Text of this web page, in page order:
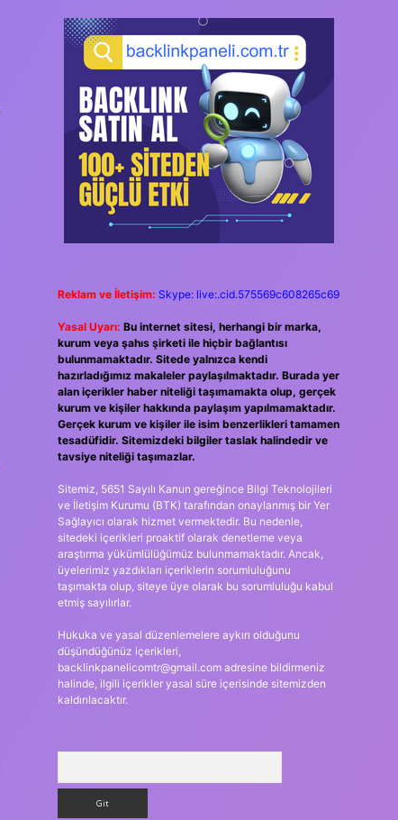
Reklam ve İletişim: Skype: live:.cid.575569c608265c69
Yasal Uyarı: Bu internet sitesi, herhangi bir marka,
kurum veya şahıs şirketi ile hiçbir bağlantısı
bulunmamaktadır. Sitede yalnızca kendi
hazırladığımız makaleler paylaşılmaktadır. Burada yer
alan içerikler haber niteliği taşımamakta olup, gerçek
kurum ve kişiler hakkında paylaşım yapılmamaktadır.
Gerçek kurum ve kişiler ile isim benzerlikleri tamamen
tesadüfidir. Sitemizdeki bilgiler taslak halindedir ve
tavsiye niteliği taşımazlar.
Sitemiz, 5651 Sayılı Kanun gereğince Bilgi Teknolojileri
ve İletişim Kurumu (BTK) tarafından onaylanmış bir Yer
Sağlayıcı olarak hizmet vermektedir. Bu nedenle,
sitedeki içerikleri proaktif olarak denetleme veya
araştırma yükümlülüğümüz bulunmamaktadır. Ancak,
üyelerimiz yazdıkları içeriklerin sorumluluğunu
taşımakta olup, siteye üye olarak bu sorumluluğu kabul
etmiş sayılırlar.
Hukuka ve yasal düzenlemelere aykırı olduğunu
düşündüğünüz içerikleri,
backlinkpanelicomtr@gmail.comadresine bildirmeniz
halinde, ilgili içerikler yasal süre içerisinde sitemizden
kaldırılacaktır.